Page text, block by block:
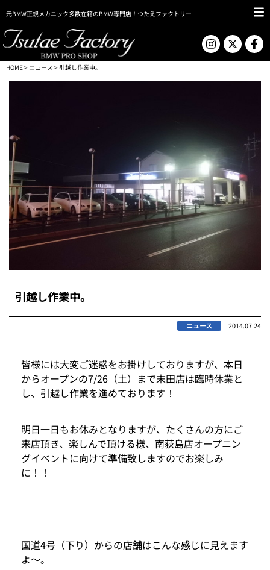
元BMW正規メカニック多数在籍のBMW専門店！つたえファクトリー
HOME> ニュース > 引越し作業中。
引越し作業中。
ニュース 2014.07.24
皆様には大変ご迷惑をお掛けしておりますが、本日
からオープンの7/26（土）まで末田店は臨時休業と
し、引越し作業を進めております！
明日一日もお休みとなりますが、たくさんの方にご
来店頂き、楽しんで頂ける様、南荻島店オープニン
グイベントに向けて準備致しますのでお楽しみ
に！！
国道4号（下り）からの店舗はこんな感じに見えます
よ～。